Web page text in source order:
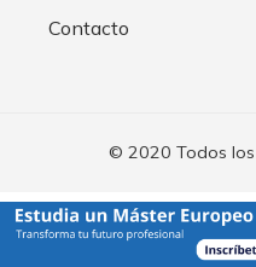
Contacto
© 2020 Todos